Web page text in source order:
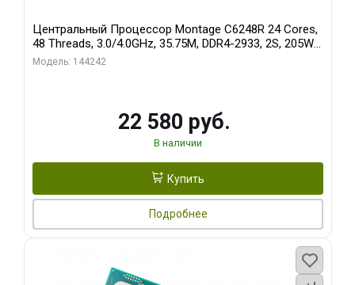
Центральный Процессор Montage C6248R 24 Cores,
48 Threads, 3.0/4.0GHz, 35.75M, DDR4-2933, 2S, 205W
OEM
Модель: 144242
22 580 руб.
В наличии
Купить
Подробнее